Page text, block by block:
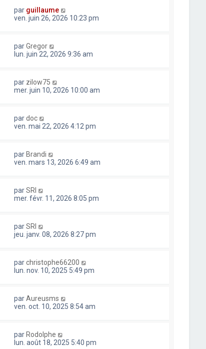
par guillaume
ven. juin 26, 2026 10:23 pm
parGregor
lun. juin 22, 2026 9:36 am
par zilow75
mer. juin 10, 2026 10:00 am
pardoc
ven. mai 22, 2026 4:12 pm
par Brandi
ven. mars 13, 2026 6:49 am
parSRI
mer. févr. 11, 2026 8:05 pm
parSRI
jeu. janv. 08, 2026 8:27 pm
parchristophe66200
lun. nov. 10, 2025 5:49 pm
parAureusms
ven. oct. 10, 2025 8:54 am
par Rodolphe
lun. août 18, 2025 5:40 pm